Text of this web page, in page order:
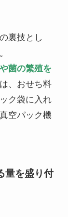
裏技とし
菌の繁殖を
、おせち料
ク袋に入れ
空パック機
量を盛り付